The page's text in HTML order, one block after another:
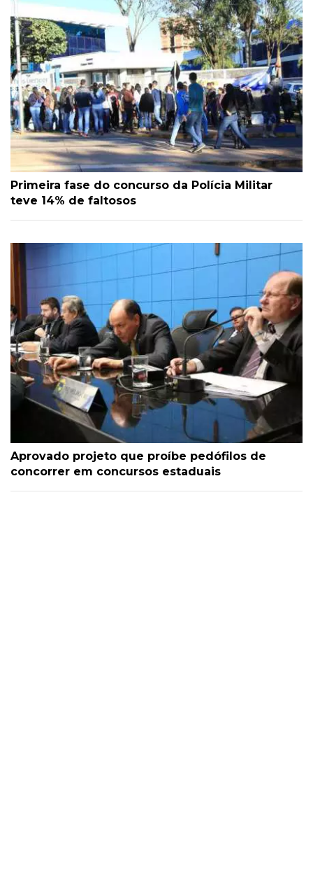
Primeira fase do concurso da Polícia Militar
teve 14% de faltosos
Aprovado projeto que proíbe pedófilos de
concorrer em concursos estaduais